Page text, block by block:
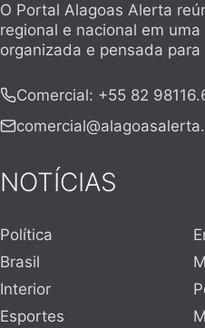
O Portal Alagoas Alerta
regional e nacional em
organizada e pensada
Comercial: +55 82
NOTÍCIAS
Política
Brasil
Interior
Esportes